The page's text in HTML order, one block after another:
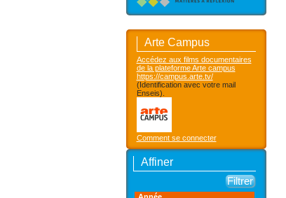
Arte Campus
Accédez aux films documentaires
de la plateforme Arte campus
https://campus.arte.tv/
(Identification avec votre mail
Enseis).
Comment se connecter
Affiner